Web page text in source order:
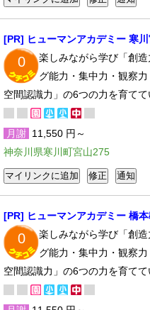
[PR] ヒューマンアカデミー 寒
0
楽しみながら学び「創
グ能力・集中力・観察力
空間認識力」の6つの力を育てて
月謝 11,550 円～
神奈川県寒川町宮山275
[PR] ヒューマンアカデミー 橋
0
楽しみながら学び「創
グ能力・集中力・観察力
空間認識力」の6つの力を育てて